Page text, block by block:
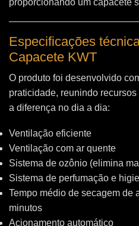
Especificações
Capacete KWT
O produto foi desenvolvido
praticidade, reunindo
a diferença no dia a dia:
Ventilação eficiente
Ventilação com ar quente
Sistema de ozônio (elimina
Sistema de perfumação e
Tempo médio de secagem de
minutos
Acionamento automático